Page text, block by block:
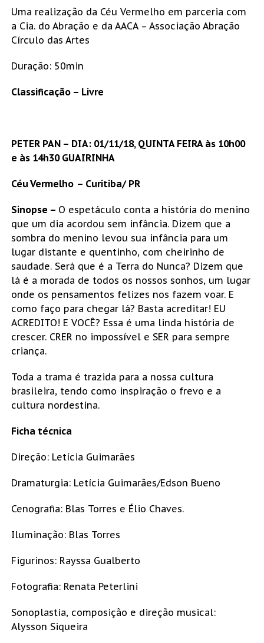
Uma realização da Céu Vermelho em parceria com
a Cia. do Abração e da AACA – Associação Abração
Círculo das Artes
Duração: 50min
Classificação – Livre
PETER PAN – DIA: 01/11/18, QUINTA FEIRA às 10h00
e às 14h30 GUAIRINHA
Céu Vermelho – Curitiba/ PR
Sinopse – O espetáculo conta a história do menino
que um dia acordou sem infância. Dizem que a
sombra do menino levou sua infância para um
lugar distante e quentinho, com cheirinho de
saudade. Será que é a Terra do Nunca? Dizem que
lá é a morada de todos os nossos sonhos, um lugar
onde os pensamentos felizes nos fazem voar. E
como faço para chegar lá? Basta acreditar! EU
ACREDITO! E VOCÊ? Essa é uma linda história de
crescer. CRER no impossível e SER para sempre
criança.
Toda a trama é trazida para a nossa cultura
brasileira, tendo como inspiração o frevo e a
cultura nordestina.
Ficha técnica
Direção: Letícia Guimarães
Dramaturgia: Letícia Guimarães/Edson Bueno
Cenografia: Blas Torres e Élio Chaves.
Iluminação: Blas Torres
Figurinos: Rayssa Gualberto
Fotografia: Renata Peterlini
Sonoplastia, composição e direção musical:
Alysson Siqueira